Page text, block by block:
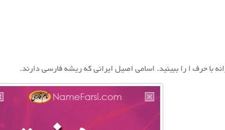
با حرف ا را ببینید. اسامی اصیل ایرانی که ریشه فارسی دارند.